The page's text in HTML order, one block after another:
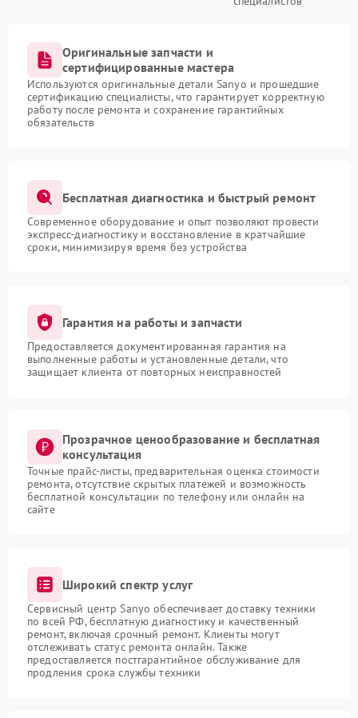
Оригинальные запчасти и
сертифицированные мастера
Используются оригинальные детали Sanyo и прошедшие
сертификацию специалисты, что гарантирует корректную
работу после ремонта и сохранение гарантийных
обязательств
Бесплатная диагностика и быстрый ремонт
Современное оборудование и опыт позволяют провести
экспресс-диагностику и восстановление в кратчайшие
сроки, минимизируя время без устройства
Гарантия на работы и запчасти
Предоставляется документированная гарантия на
выполненные работы и установленные детали, что
защищает клиента от повторных неисправностей
Прозрачное ценообразование и бесплатная
консультация
Точные прайс-листы, предварительная оценка стоимости
ремонта, отсутствие скрытых платежей и возможность
бесплатной консультации по телефону или онлайн на
сайте
Широкий спектр услуг
Сервисный центр Sanyo обеспечивает доставку техники
по всей РФ, бесплатную диагностику и качественный
ремонт, включая срочный ремонт. Клиенты могут
отслеживать статус ремонта онлайн. Также
предоставляется постгарантийное обслуживание для
продления срока службы техники